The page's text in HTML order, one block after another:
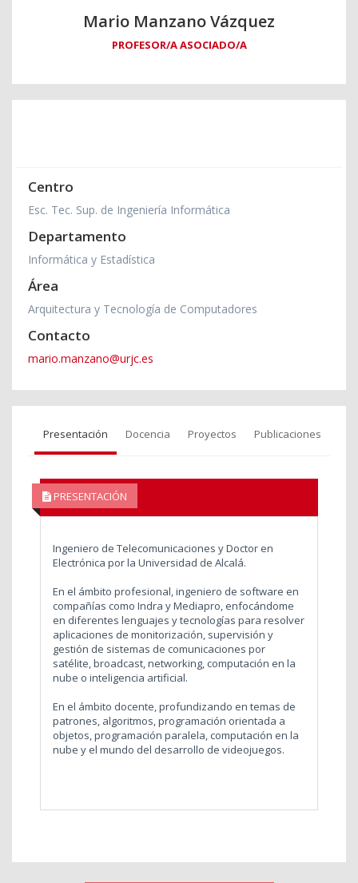
Mario Manzano Vázquez
PROFESOR/A ASOCIADO/A
Centro
Esc. Tec. Sup. de Ingeniería Informática
Departamento
Informática y Estadística
Área
Arquitectura y Tecnología de Computadores
Contacto
mario.manzano@urjc.es
Presentación Docencia Proyectos Publicaciones
PRESENTACIÓN
Ingeniero de Telecomunicaciones y Doctor en
Electrónica por la Universidad de Alcalá.
En el ámbito profesional, ingeniero de software en
compañías como Indra y Mediapro, enfocándome
en diferentes lenguajes y tecnologías para resolver
aplicaciones de monitorización, supervisión y
gestión de sistemas de comunicaciones por
satélite, broadcast, networking, computación en la
nube o inteligencia artificial.
En el ámbito docente, profundizando en temas de
patrones, algoritmos, programación orientada a
objetos, programación paralela, computación en la
nube y el mundo del desarrollo de videojuegos.